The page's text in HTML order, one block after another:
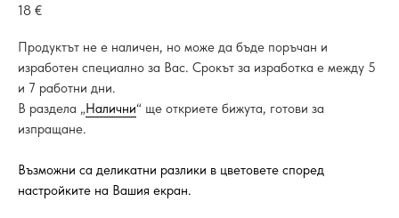
18 €
Продуктът не е наличен, но може да бъде поръчан и
изработен специално за Вас. Срокът за изработка е между 5
и 7 работни дни.
В раздела „Налични“ ще откриете бижута, готови за
изпращане.
Възможни са деликатни разлики в цветовете според
настройките на Вашия екран.